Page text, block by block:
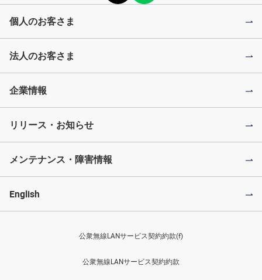
個人のお客さま
法人のお客さま
企業情報
リリース・お知らせ
メンテナンス・障害情報
English
公衆無線LANサービス契約約款(f)
公衆無線LANサービス契約約款